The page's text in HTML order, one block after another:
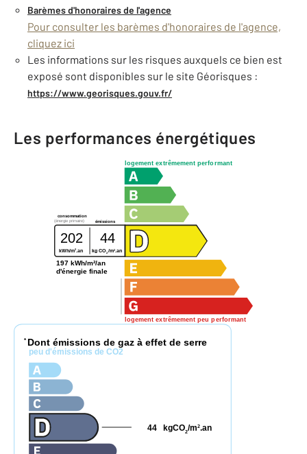
Barèmes d'honoraires de l'agence
Pour consulter les barèmes d'honoraires de l'agence,
cliquez ici
Les informations sur les risques auxquels ce bien est
exposé sont disponibles sur le site Géorisques :
https://www.georisques.gouv.fr/
Les performances énergétiques
logement extrêmement performant
logement extrêmement peu performant
consommation
émissions
(énergie primaire)
202 44
kWh/m2.an kg CO2 /m2 .an
197 kWh/m²/an
d'énergie finale
* Dont émissions de gaz à effet de serre
peu d'émissions de CO2
kgCO2/m2.an
44